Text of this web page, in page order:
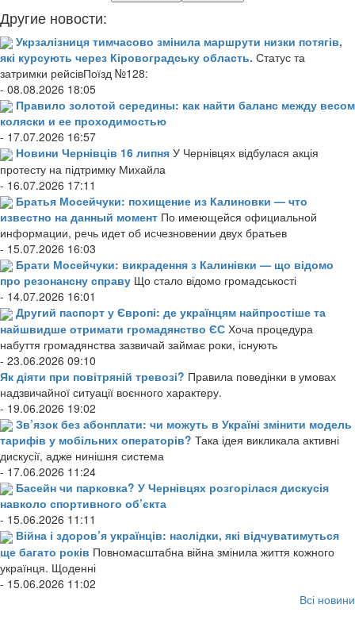
Другие новости:
Укрзалізниця тимчасово змінила маршрути низки потягів,
які курсують через Кіровоградську область. Статус та
затримки рейсівПоїзд №128:
- 08.08.2026 18:05
Правило золотой середины: как найти баланс между весом
коляски и ее проходимостью
- 17.07.2026 16:57
Новини Чернівців 16 липня У Чернівцях відбулася акція
протесту на підтримку Михайла
- 16.07.2026 17:11
Братья Мосейчуки: похищение из Калиновки — что
известно на данный момент По имеющейся официальной
информации, речь идет об исчезновении двух братьев
- 15.07.2026 16:03
Брати Мосейчуки: викрадення з Калинівки — що відомо
про резонансну справу Що стало відомо громадськості
- 14.07.2026 16:01
Другий паспорт у Європі: де українцям найпростіше та
найшвидше отримати громадянство ЄС Хоча процедура
набуття громадянства зазвичай займає роки, існують
- 23.06.2026 09:10
Як діяти при повітряній тревозі? Правила поведінки в умовах
надзвичайної ситуації воєнного характеру.
- 19.06.2026 19:02
Зв’язок без абонплати: чи можуть в Україні змінити модель
тарифів у мобільних операторів? Така ідея викликала активні
дискусії, адже нинішня система
- 17.06.2026 11:24
Басейн чи парковка? У Чернівцях розгорілася дискусія
навколо спортивного об’єкта
- 15.06.2026 11:11
Війна і здоров’я українців: наслідки, які відчуватимуться
ще багато років Повномасштабна війна змінила життя кожного
українця. Щоденні
- 15.06.2026 11:02
Всі новини